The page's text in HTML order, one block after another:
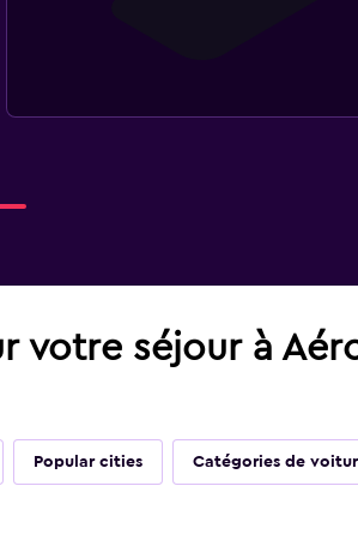
votre séjour à
Popular cities Catégories de